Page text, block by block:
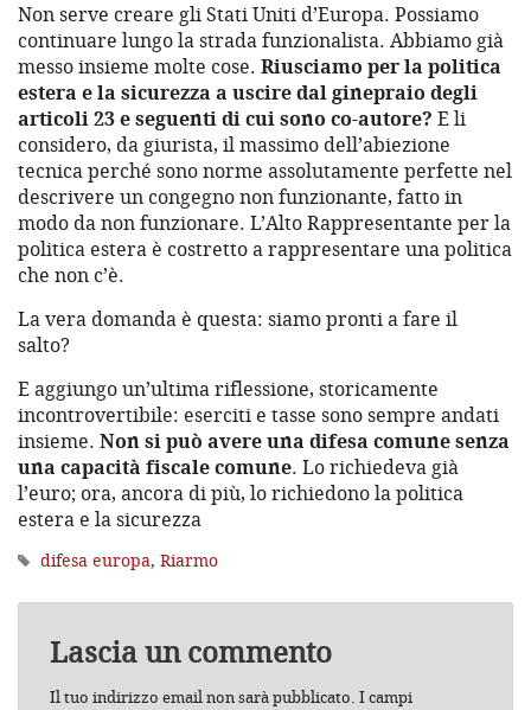
Non serve creare gli Stati Uniti d’Europa. Possiamo
continuare lungo la strada funzionalista. Abbiamo già
messo insieme molte cose. Riusciamo per la politica
estera e la sicurezza a uscire dal ginepraio degli
articoli 23 e seguenti di cui sono co-autore? E li
considero, da giurista, il massimo dell’abiezione
tecnica perché sono norme assolutamente perfette nel
descrivere un congegno non funzionante, fatto in
modo da non funzionare. L’Alto Rappresentante per la
politica estera è costretto a rappresentare una politica
che non c’è.
La vera domanda è questa: siamo pronti a fare il
salto?
E aggiungo un’ultima riflessione, storicamente
incontrovertibile: eserciti e tasse sono sempre andati
insieme. Non si può avere una difesa comune senza
una capacità fiscale comune. Lo richiedeva già
l’euro; ora, ancora di più, lo richiedono la politica
estera e la sicurezza
difesa europa, Riarmo
Lascia un commento
Il tuo indirizzo email non sarà pubblicato. I campi